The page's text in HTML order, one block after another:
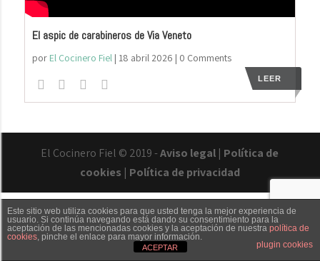
El aspic de carabineros de Via Veneto
por El Cocinero Fiel| 18 abril 2026 | 0 Comments
LEER
El Cocinero Fiel © 2019 -Aviso legal | Política de
cookies | Política de privacidad
Txaber Allué
Redes sociales
Contacto
Este sitio web utiliza cookies para que usted tenga la mejor experiencia de
usuario. Si continúa navegando está dando su consentimiento para la
aceptación de las mencionadas cookies y la aceptación de nuestra política de
cookies, pinche el enlace para mayor información.
plugin cookies
ACEPTAR